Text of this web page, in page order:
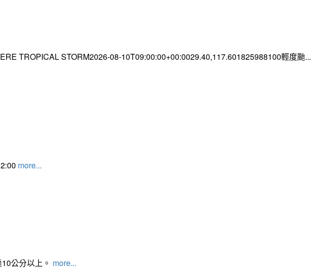
TROPICAL STORM2026-08-10T09:00:00+00:0029.40,117.601825988100輕度颱...
more...
公分以上。​​​ more...